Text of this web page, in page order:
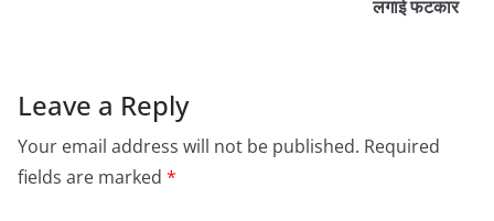
लगाई फटकार
Leave a Reply
Your email address will not be published. Required
fields are marked *